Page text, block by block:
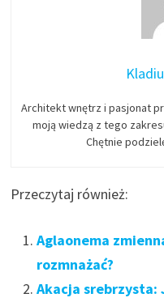
Architekt wnętrz i pasjonat
moją wiedzą z tego
Chętnie
Przeczytaj również:
Aglaonema
rozmnażać?
Akacja srebrzysta: